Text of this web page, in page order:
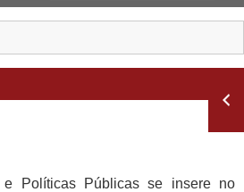
e Políticas Públicas se insere no